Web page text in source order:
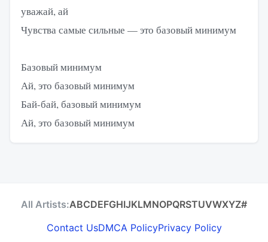
уважай, ай
Чувства самые сильные — это базовый минимум
Базовый минимум
Ай, это базовый минимум
Бай-бай, базовый минимум
Ай, это базовый минимум
All Artists:ABCDEFGHIJKLMNOPQRSTUVWXYZ#
Contact UsDMCA PolicyPrivacy Policy